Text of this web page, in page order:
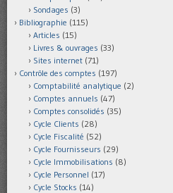
Sondages (3)
Bibliographie (115)
Articles (15)
Livres & ouvrages (33)
Sites internet (71)
Contrôle des comptes (197)
Comptabilité analytique (2)
Comptes annuels (47)
Comptes consolidés (35)
Cycle Clients (28)
Cycle Fiscalité (52)
Cycle Fournisseurs (29)
Cycle Immobilisations (8)
Cycle Personnel (17)
Cycle Stocks (14)